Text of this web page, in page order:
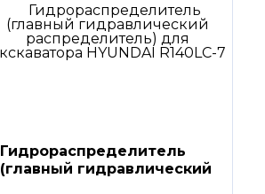
Гидрораспределитель
(главный гидравлический